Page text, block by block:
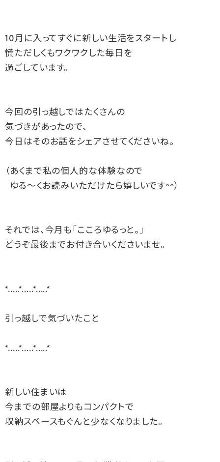
10月に入ってすぐに新しい生活をスタートし
慌ただしくもワクワクした毎日を
過ごしています。
今回の引っ越しではたくさんの
気づきがあったので、
今日はそのお話をシェアさせてくださいね。
（あくまで私の個人的な体験なので
それでは、今月も「こころゆるっと。」
どうぞ最後までお付き合いくださいませ。
*.....*.....*.....*
引っ越しで気づいたこと
*.....*.....*.....*
新しい住まいは
今までの部屋よりもコンパクトで
収納スペースもぐんと少なくなりました。